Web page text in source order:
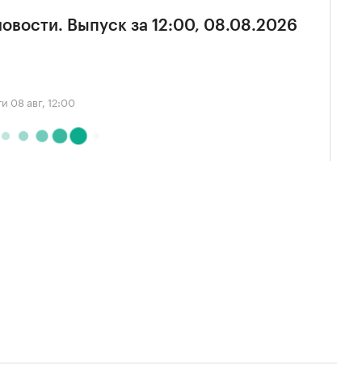
Выпуск за 12:00, 08.08.2026
08 авг, 12:00